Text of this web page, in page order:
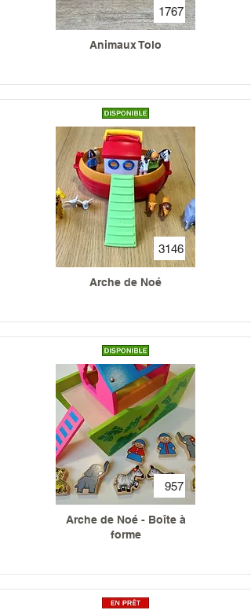
1767
Animaux Tolo
3146
Arche de Noé
957
Arche de Noé - Boîte à
forme